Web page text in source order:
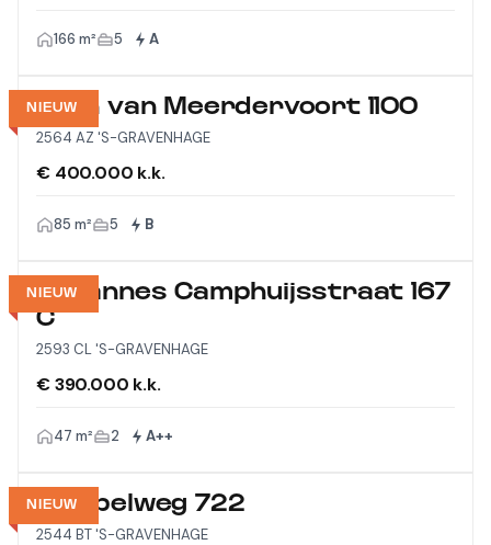
166 m² 5 A
NIEUW
Laan van Meerdervoort 1100
2564 AZ 'S-GRAVENHAGE
€ 400.000 k.k.
85 m² 5 B
NIEUW
Johannes Camphuijsstraat 167
C
2593 CL 'S-GRAVENHAGE
€ 390.000 k.k.
47 m² 2 A++
NIEUW
Meppelweg 722
2544 BT 'S-GRAVENHAGE